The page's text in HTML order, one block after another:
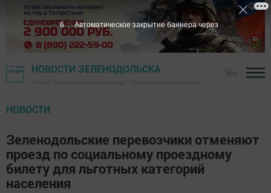
НОВОСТИ ЗЕЛЕНОДОЛЬСКА
НОВОСТИ
Зеленодольские перевозчики отменяют
проезд по социальному проездному
билету для льготных категорий
населения
5 Автоматическое закрытие баннера через